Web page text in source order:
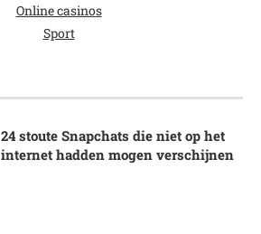
Online casinos
Sport
24 stoute Snapchats die niet op het
internet hadden mogen verschijnen